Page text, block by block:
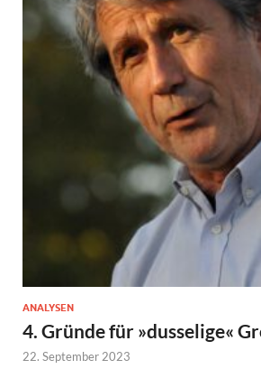
ANALYSEN
4. Gründe für »dusselige«
22. September 2023